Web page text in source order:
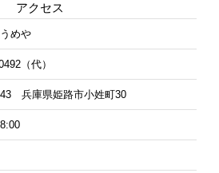
アクセス
めや
（代）
兵庫県姫路市小姓町30